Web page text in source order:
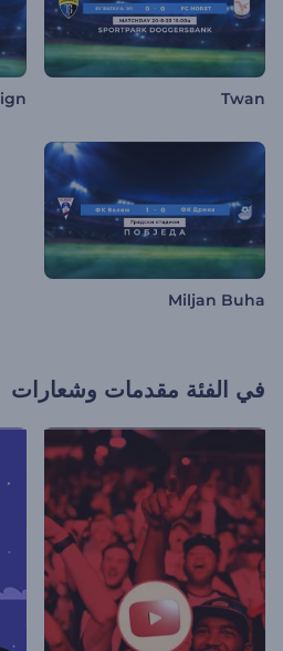
Twan
Miljan Buha
في الفئة مقدمات وشعارات